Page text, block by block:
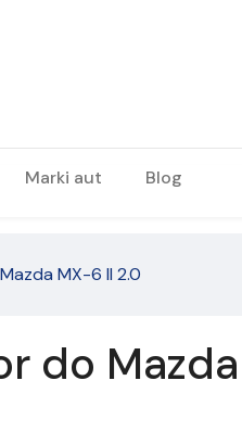
Marki aut Blog
MX-6 II 2.0
do